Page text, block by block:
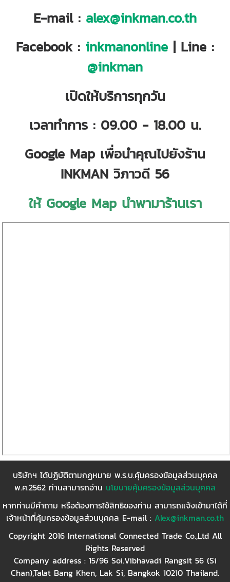
E-mail : alex@inkman.co.th
Facebook : inkmanonline | Line :
@inkman
เปิดให้บริการทุกวัน
เวลาทำการ : 09.00 - 18.00 น.
Google Map เพื่อนำคุณไปยังร้าน
INKMAN วิภาวดี 56
ให้ Google Map นำพามาร้านเรา
บริษัทฯ ได้ปฏิบัติตามกฏหมาย พ.ร.บ.คุ้มครองข้อมูลส่วนบุคคล
พ.ศ.2562 ท่านสามารถอ่าน นโยบายคุ้มครองข้อมูลส่วนบุคคล
หากท่านมีคำถาม หรือต้องการใช้สิทธิของท่าน สามารถแจ้งเข้ามาได้ที่
เจ้าหน้าที่คุ้มครองข้อมูลส่วนบุคคล E-mail : Alex@inkman.co.th
Copyright 2016 International Connected Trade Co.,Ltd All
Rights Reserved
Company address : 15/96 Soi.Vibhavadi Rangsit 56 (Si
Chan),Talat Bang Khen, Lak Si, Bangkok 10210 Thailand.